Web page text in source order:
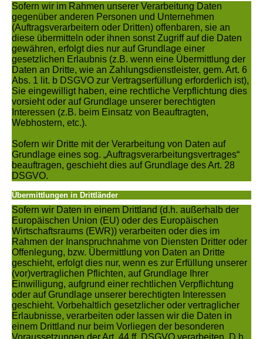
Sofern wir im Rahmen unserer Verarbeitung Daten
gegenüber anderen Personen und Unternehmen
(Auftragsverarbeitern oder Dritten) offenbaren, sie an
diese übermitteln oder ihnen sonst Zugriff auf die Daten
gewähren, erfolgt dies nur auf Grundlage einer
gesetzlichen Erlaubnis (z.B. wenn eine Übermittlung der
Daten an Dritte, wie an Zahlungsdienstleister, gem. Art. 6
Abs. 1 lit. b DSGVO zur Vertragserfüllung erforderlich ist),
Sie eingewilligt haben, eine rechtliche Verpflichtung dies
vorsieht oder auf Grundlage unserer berechtigten
Interessen (z.B. beim Einsatz von Beauftragten,
Webhostern, etc.).
Sofern wir Dritte mit der Verarbeitung von Daten auf
Grundlage eines sog. „Auftragsverarbeitungsvertrages“
beauftragen, geschieht dies auf Grundlage des Art. 28
DSGVO.
Übermittlungen in Drittländer
Sofern wir Daten in einem Drittland (d.h. außerhalb der
Europäischen Union (EU) oder des Europäischen
Wirtschaftsraums (EWR)) verarbeiten oder dies im
Rahmen der Inanspruchnahme von Diensten Dritter oder
Offenlegung, bzw. Übermittlung von Daten an Dritte
geschieht, erfolgt dies nur, wenn es zur Erfüllung unserer
(vor)vertraglichen Pflichten, auf Grundlage Ihrer
Einwilligung, aufgrund einer rechtlichen Verpflichtung
oder auf Grundlage unserer berechtigten Interessen
geschieht. Vorbehaltlich gesetzlicher oder vertraglicher
Erlaubnisse, verarbeiten oder lassen wir die Daten in
einem Drittland nur beim Vorliegen der besonderen
Voraussetzungen der Art. 44 ff. DSGVO verarbeiten. D.h.